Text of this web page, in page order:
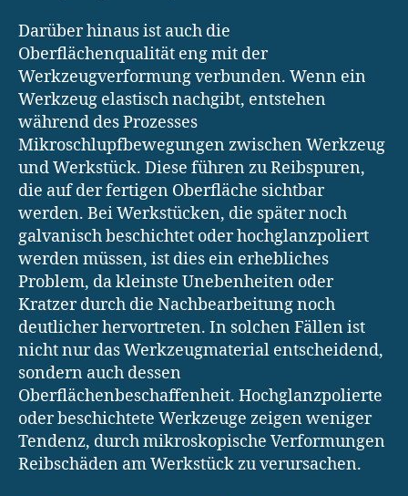
Darüber hinaus ist auch die
Oberflächenqualität eng mit der
Werkzeugverformung verbunden. Wenn ein
Werkzeug elastisch nachgibt, entstehen
während des Prozesses
Mikroschlupfbewegungen zwischen Werkzeug
und Werkstück. Diese führen zu Reibspuren,
die auf der fertigen Oberfläche sichtbar
werden. Bei Werkstücken, die später noch
galvanisch beschichtet oder hochglanzpoliert
werden müssen, ist dies ein erhebliches
Problem, da kleinste Unebenheiten oder
Kratzer durch die Nachbearbeitung noch
deutlicher hervortreten. In solchen Fällen ist
nicht nur das Werkzeugmaterial entscheidend,
sondern auch dessen
Oberflächenbeschaffenheit. Hochglanzpolierte
oder beschichtete Werkzeuge zeigen weniger
Tendenz, durch mikroskopische Verformungen
Reibschäden am Werkstück zu verursachen.